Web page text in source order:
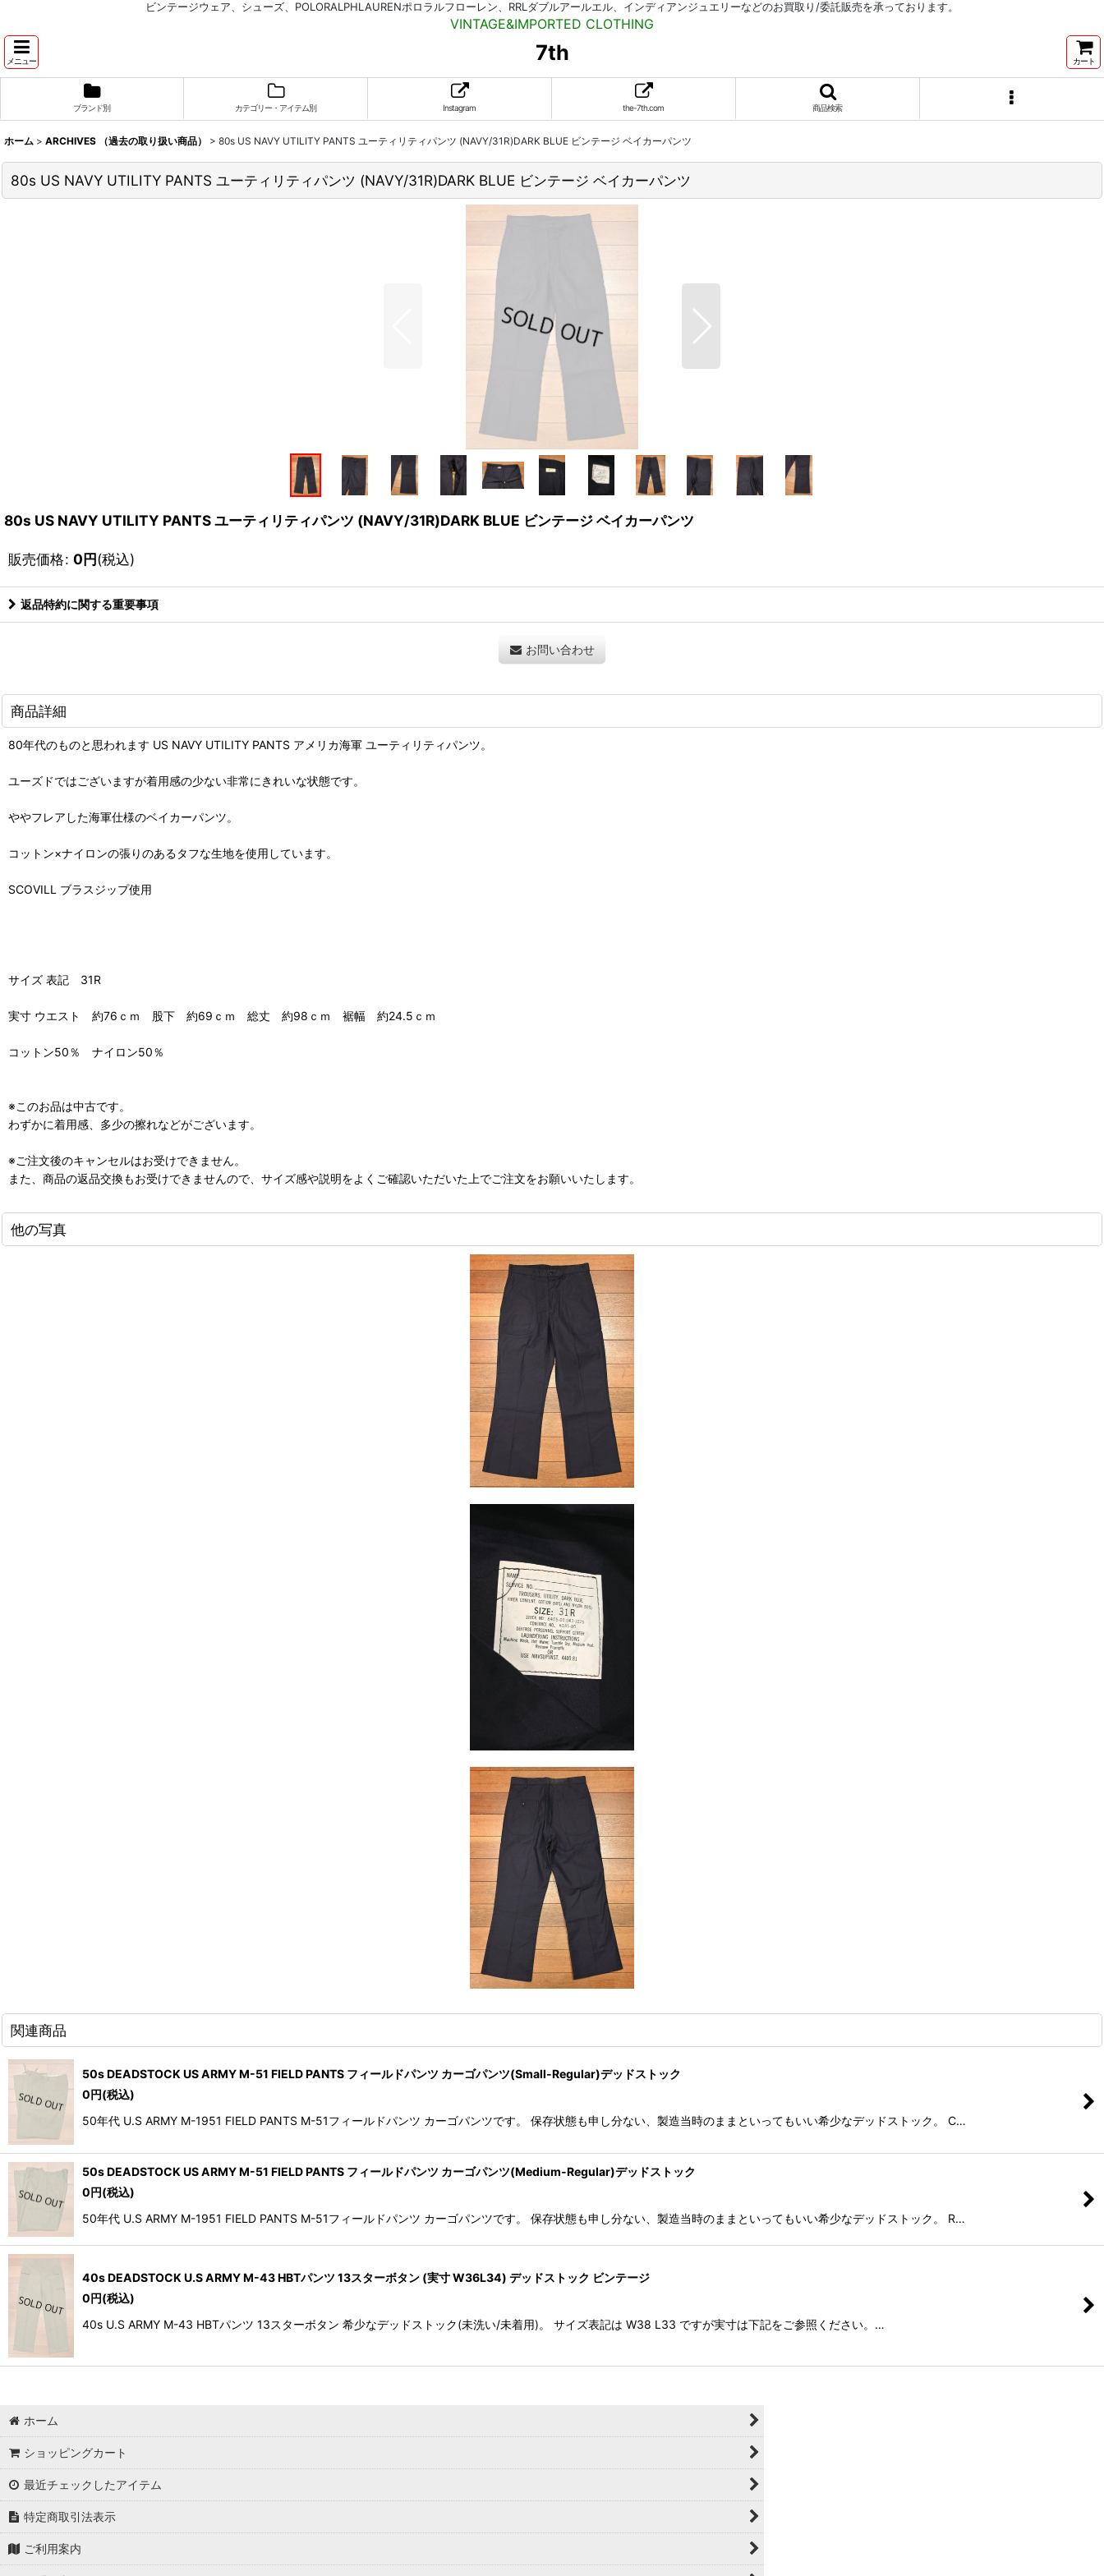
ビンテージウェア、シューズ、POLORALPHLAURENポロラルフローレン、RRLダブルアールエル、インディアンジュエリーなどのお買取り/委託販売を承っております。
VINTAGE&IMPORTED CLOTHING
メニュー 7th カート
ブランド別 カテゴリー・アイテム別 Instagram the-7th.com 商品検索
ホーム > ARCHIVES （過去の取り扱い商品） > 80s US NAVY UTILITY PANTS ユーティリティパンツ (NAVY/31R)DARK BLUE ビンテージ ベイカーパンツ
80s US NAVY UTILITY PANTS ユーティリティパンツ (NAVY/31R)DARK BLUE ビンテージ ベイカーパンツ
80s US NAVY UTILITY PANTS ユーティリティパンツ (NAVY/31R)DARK BLUE ビンテージ ベイカーパンツ
販売価格: 0円(税込)
返品特約に関する重要事項
お問い合わせ
商品詳細
80年代のものと思われます US NAVY UTILITY PANTS アメリカ海軍 ユーティリティパンツ。
ユーズドではございますが着用感の少ない非常にきれいな状態です。
ややフレアした海軍仕様のベイカーパンツ。
コットン×ナイロンの張りのあるタフな生地を使用しています。
SCOVILL ブラスジップ使用
サイズ 表記 31R
実寸 ウエスト 約76ｃｍ 股下 約69ｃｍ 総丈 約98ｃｍ 裾幅 約24.5ｃｍ
コットン50％ ナイロン50％
※このお品は中古です。
わずかに着用感、多少の擦れなどがございます。
※ご注文後のキャンセルはお受けできません。
また、商品の返品交換もお受けできませんので、サイズ感や説明をよくご確認いただいた上でご注文をお願いいたします。
他の写真
関連商品
50s DEADSTOCK US ARMY M-51 FIELD PANTS フィールドパンツ カーゴパンツ(Small-Regular)デッドストック
0円(税込)
50年代 U.S ARMY M-1951 FIELD PANTS M-51フィールドパンツ カーゴパンツです。 保存状態も申し分ない、製造当時のままといってもいい希少なデッドストック。 C…
50s DEADSTOCK US ARMY M-51 FIELD PANTS フィールドパンツ カーゴパンツ(Medium-Regular)デッドストック
0円(税込)
50年代 U.S ARMY M-1951 FIELD PANTS M-51フィールドパンツ カーゴパンツです。 保存状態も申し分ない、製造当時のままといってもいい希少なデッドストック。 R…
40s DEADSTOCK U.S ARMY M-43 HBTパンツ 13スターボタン (実寸 W36L34) デッドストック ビンテージ
0円(税込)
40s U.S ARMY M-43 HBTパンツ 13スターボタン 希少なデッドストック(未洗い/未着用)。 サイズ表記は W38 L33 ですが実寸は下記をご参照ください。…
ホーム
ショッピングカート
最近チェックしたアイテム
特定商取引法表示
ご利用案内